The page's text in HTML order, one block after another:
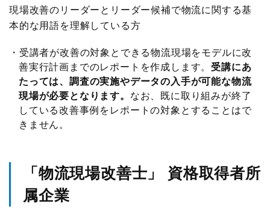
現場改善のリーダーとリーダー候補で物流に関する基
本的な用語を理解している方
受講者が改善の対象とできる物流現場をモデルに改
善実行計画までのレポートを作成します。 受講にあ
たっては、調査の実施やデータの入手が可能な物流
現場が必要となります。 なお、既に取り組みが終了
している改善事例をレポートの対象とすることはで
きません。
「物流現場改善士」 資格取得者所
属企業